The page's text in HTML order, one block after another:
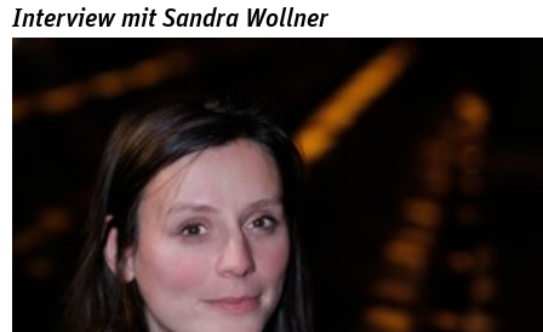
Interview mit Sandra Wollner